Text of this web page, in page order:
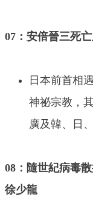
07：安倍晉三死
日本前首相
神祕宗教，
廣及韓、日
08：隨世紀病毒
徐少龍